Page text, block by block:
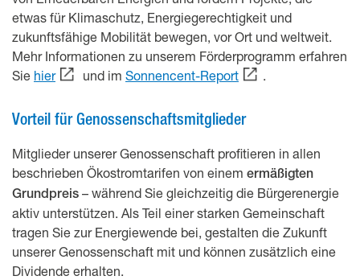
etwas für Klimaschutz, Energiegerechtigkeit und
zukunftsfähige Mobilität bewegen, vor Ort und weltweit.
Mehr Informationen zu unserem Förderprogramm erfahren
Sie hier und im Sonnencent-Report
Vorteil für Genossenschaftsmitglieder
Mitglieder unserer Genossenschaft profitieren in allen
beschrieben Ökostromtarifen von einem ermäßigten
Grundpreis – während Sie gleichzeitig die Bürgerenergie
aktiv unterstützen. Als Teil einer starken Gemeinschaft
tragen Sie zur Energiewende bei, gestalten die Zukunft
unserer Genossenschaft mit und können zusätzlich eine
Dividende erhalten.